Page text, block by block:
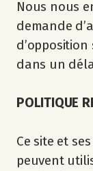
Nous nous
demande
dans un
POLITIQUE
Ce site et
peuvent